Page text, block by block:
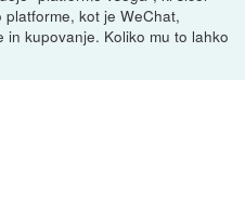
kot je WeChat,
kupovanje. Koliko mu to lahko